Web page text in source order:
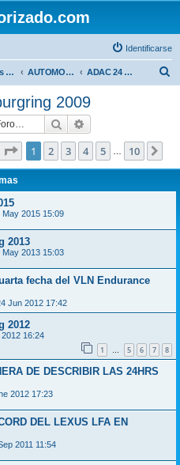
Identificarse
Deportes Internacionales AUTOMOVILISMO INTERNACIONAL ADAC 24 Horas de Nürburgring 2009
2009
Buscar
Página de 10
1 2 3 4 5 10
May 2015 15:09
2013
May 2013 15:03
fecha del VLN Endurance
Jun 2012 17:42
2012
16:24
1 … 5 6 7 8
DE DESCRIBIR LAS 24HRS
2012 17:23
DEL LEXUS LFA EN
2011 11:54